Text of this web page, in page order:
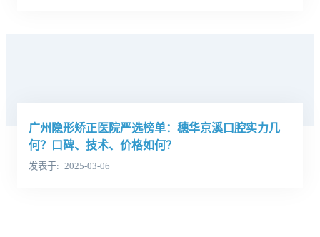
广州隐形矫正医院严选榜单：穗华京溪口腔实力几
何？口碑、技术、价格如何？
发表于 2025-03-06